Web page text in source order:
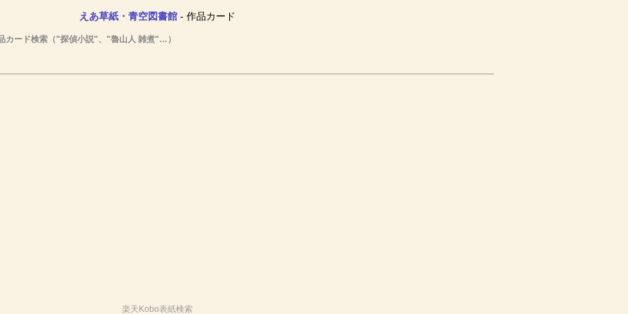
えあ草紙・青空図書館- 作品カード
カード検索（"探偵小説"、"魯山人 雑煮"…）
楽天Kobo表紙検索